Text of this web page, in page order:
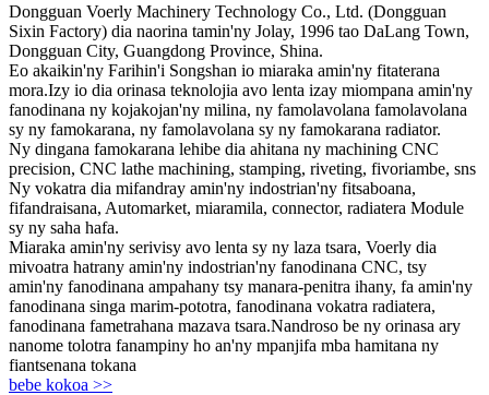
Dongguan Voerly Machinery Technology Co., Ltd. (Dongguan
Sixin Factory) dia naorina tamin'ny Jolay, 1996 tao DaLang Town,
Dongguan City, Guangdong Province, Shina.
Eo akaikin'ny Farihin'i Songshan io miaraka amin'ny fitaterana
mora.Izy io dia orinasa teknolojia avo lenta izay miompana amin'ny
fanodinana ny kojakojan'ny milina, ny famolavolana famolavolana
sy ny famokarana, ny famolavolana sy ny famokarana radiator.
Ny dingana famokarana lehibe dia ahitana ny machining CNC
precision, CNC lathe machining, stamping, riveting, fivoriambe, sns
Ny vokatra dia mifandray amin'ny indostrian'ny fitsaboana,
fifandraisana, Automarket, miaramila, connector, radiatera Module
sy ny saha hafa.
Miaraka amin'ny serivisy avo lenta sy ny laza tsara, Voerly dia
mivoatra hatrany amin'ny indostrian'ny fanodinana CNC, tsy
amin'ny fanodinana ampahany tsy manara-penitra ihany, fa amin'ny
fanodinana singa marim-pototra, fanodinana vokatra radiatera,
fanodinana fametrahana mazava tsara.Nandroso be ny orinasa ary
nanome tolotra fanampiny ho an'ny mpanjifa mba hamitana ny
fiantsenana tokana
bebe kokoa >>